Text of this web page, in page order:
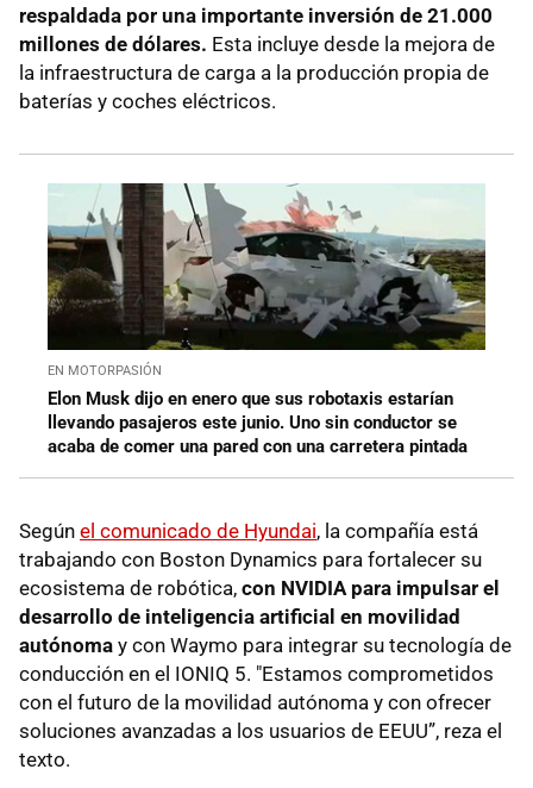
respaldada por una importante inversión de 21.000
millones de dólares. Esta incluye desde la mejora de
la infraestructura de carga a la producción propia de
baterías y coches eléctricos.
EN MOTORPASIÓN
Elon Musk dijo en enero que sus robotaxis estarían
llevando pasajeros este junio. Uno sin conductor se
acaba de comer una pared con una carretera pintada
Según el comunicado de Hyundai, la compañía está
trabajando con Boston Dynamics para fortalecer su
ecosistema de robótica, con NVIDIA para impulsar el
desarrollo de inteligencia artificial en movilidad
autónoma y con Waymo para integrar su tecnología de
conducción en el IONIQ 5. "Estamos comprometidos
con el futuro de la movilidad autónoma y con ofrecer
soluciones avanzadas a los usuarios de EEUU”, reza el
texto.